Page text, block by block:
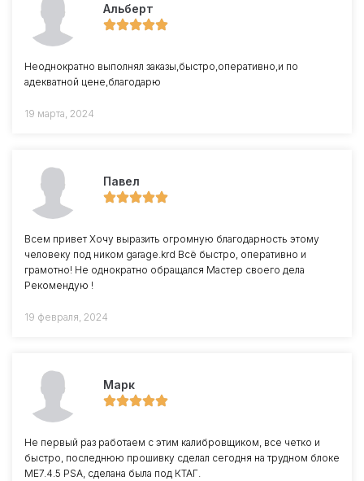
Альберт
Неоднократно выполнял заказы,быстро,оперативно,и по
адекватной цене,благодарю
19 марта, 2024
Павел
Всем привет Хочу выразить огромную благодарность этому
человеку под ником garage.krd Всё быстро, оперативно и
грамотно! Не однократно обращался Мастер своего дела
Рекомендую !
19 февраля, 2024
Марк
Не первый раз работаем с этим калибровщиком, все четко и
быстро, последнюю прошивку сделал сегодня на трудном блоке
ME7.4.5 PSA, сделана была под КТАГ.